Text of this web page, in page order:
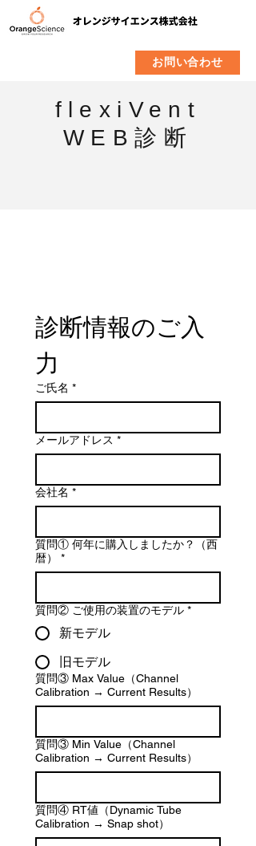
お問い合わせ
flexiVent
WEB診断
診断情報のご入
力
ご氏名 *
メールアドレス *
会社名 *
質問① 何年に購入しましたか？（西
暦）
*
質問② ご使用の装置のモデル *
新モデル
旧モデル
質問③ Max Value（Channel
Calibration → Current Results）
質問③ Min Value（Channel
Calibration → Current Results）
質問④ RT値（Dynamic Tube
Calibration → Snap shot）